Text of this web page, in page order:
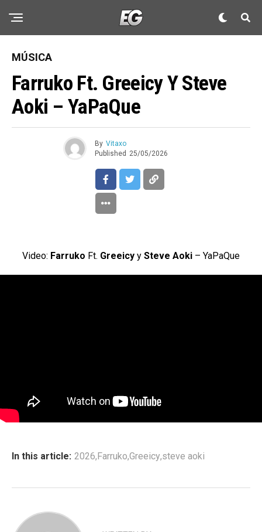
MÚSICA
Farruko Ft. Greeicy Y Steve
Aoki – YaPaQue
By Vitaxo
Published 25/05/2026
Video: Farruko Ft. Greeicy y Steve Aoki – YaPaQue
In this article: 2026,Farruko,Greeicy,steve aoki